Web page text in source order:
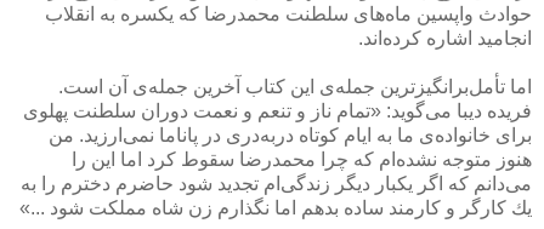
حوادث واپسین ماه‌های سلطنت محمدرضا كه یكسره به انقلاب
انجامید اشاره كرده‌اند.
اما تأمل‌برانگیزترین جمله‌ی این كتاب آخرین جمله‌ی آن است.
فریده دیبا می‌گوید: «تمام ناز و تنعم و نعمت دوران سلطنت پهلوی
برای خانواده‌ی ما به ایام كوتاه دربه‌دری در پاناما نمی‌ارزید. من
هنوز متوجه نشده‌ام كه چرا محمدرضا سقوط كرد اما این را
می‌دانم كه اگر یكبار دیگر زندگی‌ام تجدید شود حاضرم دخترم را به
یك كارگر و كارمند ساده بدهم اما نگذارم زن شاه مملكت شود ...»